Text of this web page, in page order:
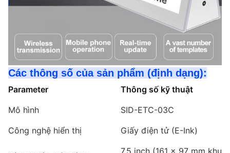
Các thông số của sản phẩm (định dạng):
Parameter
Thông số kỹ thuật
Mô hình
SID-ETC-03C
Công nghệ hiển thị
Giấy điện tử (E-Ink)
7.5 inch (161 × 97 mm khu